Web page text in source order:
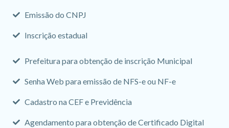
Emissão do CNPJ
Inscrição estadual
Prefeitura para obtenção de inscrição Municipal
Senha Web para emissão de NFS-e ou NF-e
Cadastro na CEF e Previdência
Agendamento para obtenção de Certificado Digital